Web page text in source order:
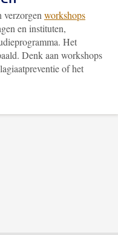
workshops
en instituten,
Het
Denk aan workshops
of het